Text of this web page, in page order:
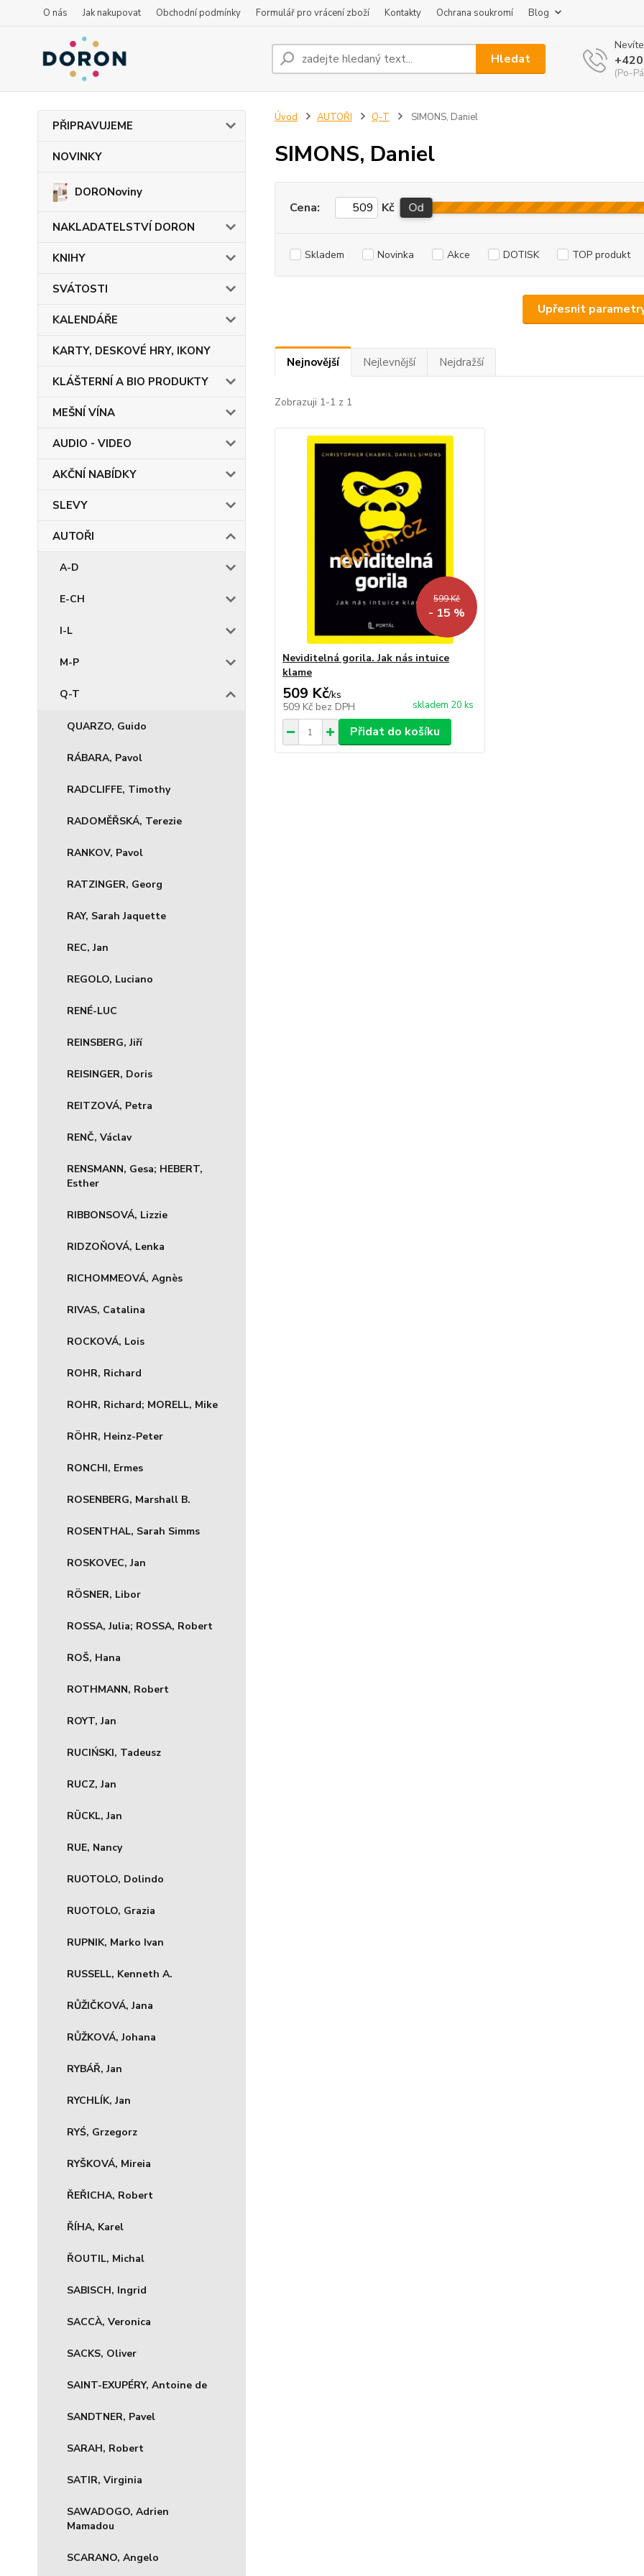
O nás Jak nakupovat Obchodní podmínky Formulář pro vrácení zboží Kontakty Ochrana soukromí Blog
Hledat
(Po-
PŘIPRAVUJEME
NOVINKY
DORONoviny
NAKLADATELSTVÍ DORON
KNIHY
SVÁTOSTI
KALENDÁŘE
KARTY, DESKOVÉ HRY, IKONY
KLÁŠTERNÍ A BIO PRODUKTY
MEŠNÍ VÍNA
AUDIO - VIDEO
AKČNÍ NABÍDKY
SLEVY
AUTOŘI
A-D
E-CH
I-L
M-P
Q-T
QUARZO, Guido
RÁBARA, Pavol
RADCLIFFE, Timothy
RADOMĚŘSKÁ, Terezie
RANKOV, Pavol
RATZINGER, Georg
RAY, Sarah Jaquette
REC, Jan
REGOLO, Luciano
RENÉ-LUC
REINSBERG, Jiří
REISINGER, Doris
REITZOVÁ, Petra
RENČ, Václav
RENSMANN, Gesa; HEBERT,
Esther
RIBBONSOVÁ, Lizzie
RIDZOŇOVÁ, Lenka
RICHOMMEOVÁ, Agnès
RIVAS, Catalina
ROCKOVÁ, Lois
ROHR, Richard
ROHR, Richard; MORELL, Mike
RÖHR, Heinz-Peter
RONCHI, Ermes
ROSENBERG, Marshall B.
ROSENTHAL, Sarah Simms
ROSKOVEC, Jan
RÖSNER, Libor
ROSSA, Julia; ROSSA, Robert
ROŠ, Hana
ROTHMANN, Robert
ROYT, Jan
RUCIŃSKI, Tadeusz
RUCZ, Jan
RÜCKL, Jan
RUE, Nancy
RUOTOLO, Dolindo
RUOTOLO, Grazia
RUPNIK, Marko Ivan
RUSSELL, Kenneth A.
RŮŽIČKOVÁ, Jana
RŮŽKOVÁ, Johana
RYBÁŘ, Jan
RYCHLÍK, Jan
RYŚ, Grzegorz
RYŠKOVÁ, Mireia
ŘEŘICHA, Robert
ŘÍHA, Karel
ŘOUTIL, Michal
SABISCH, Ingrid
SACCÀ, Veronica
SACKS, Oliver
SAINT-EXUPÉRY, Antoine de
SANDTNER, Pavel
SARAH, Robert
SATIR, Virginia
SAWADOGO, Adrien
Mamadou
SCARANO, Angelo
Úvod AUTOŘI Q-T SIMONS, Daniel
SIMONS, Daniel
Upřesnit
Cena: Kč Od
Skladem Novinka Akce DOTISK TOP produkt
Nejnovější Nejlevnější Nejdražší
Zobrazuji 1-1 z 1
599 Kč
- 15 %
Neviditelná gorila. Jak nás intuice
klame
509 Kč/ks
509 Kč bez DPH skladem 20 ks
Přidat do košíku